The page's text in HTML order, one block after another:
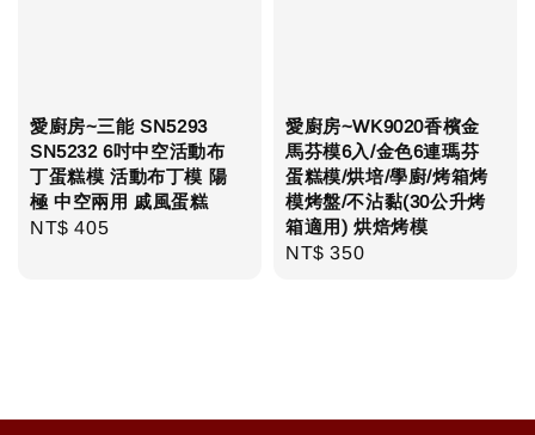
愛廚房~三能 SN5293
SN5232 6吋中空活動布
丁蛋糕模 活動布丁模 陽
極 中空兩用 戚風蛋糕
Regular
NT$ 405
愛廚房~WK9020香檳金
馬芬模6入/金色6連瑪芬
蛋糕模/烘培/學廚/烤箱烤
模烤盤/不沾黏(30公升烤
箱適用) 烘焙烤模
Regular
NT$ 350